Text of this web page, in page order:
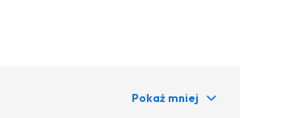
Pokaż mniej